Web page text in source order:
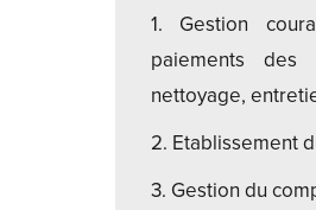
1. Gestion
paiements des
nettoyage,
2. Etablissement
3. Gestion du